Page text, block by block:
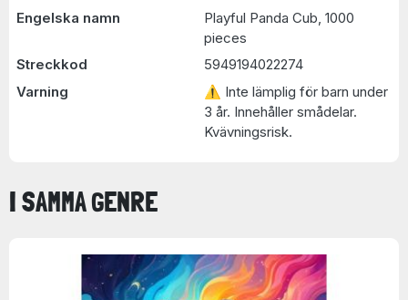
Engelska namn
Playful Panda Cub, 1000
pieces
Streckkod
5949194022274
Varning
⚠ Inte lämplig för barn under
3 år. Innehåller smådelar.
Kvävningsrisk.
I SAMMA GENRE